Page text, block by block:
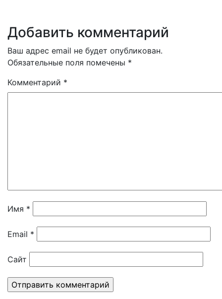
Добавить комментарий
Ваш адрес email не будет опубликован.
Обязательные поля помечены *
Комментарий *
Имя *
Email *
Сайт